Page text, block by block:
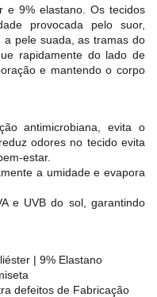
e 9% elastano. Os tecidos
provocada pelo suor,
pele suada, as tramas do
rapidamente do lado de
e mantendo o corpo
antimicrobiana, evita o
odores no tecido evita
estar.
a umidade e evapora
e UVB do sol, garantindo
| 9% Elastano
defeitos de Fabricação